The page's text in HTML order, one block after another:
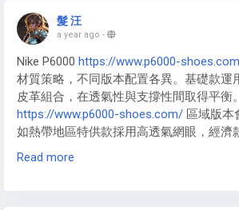
更加穩定舒適。
髮 汪
a year ago -
Nike P6000 https://www.p6000-
材質策略，不同版本配置各異。基礎款運
皮革組合，在透氣性與支撐性間取得平衡
https://www.p6000-shoes.com/ 區域版本
如熱帶地區特供款採用高透氣網眼，經濟
比以控製成本。特別版本在材質上升級明
https://www.p6000-
Read more